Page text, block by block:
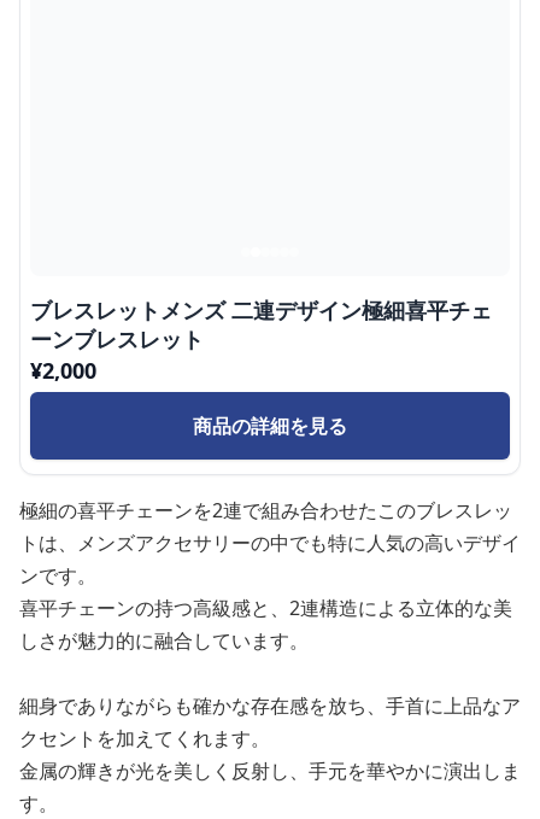
ブレスレットメンズ 二連デザイン極細喜平チェ
ーンブレスレット
¥2,000
商品の詳細を見る
極細の喜平チェーンを2連で組み合わせたこのブレスレッ
トは、メンズアクセサリーの中でも特に人気の高いデザイ
ンです。
喜平チェーンの持つ高級感と、2連構造による立体的な美
しさが魅力的に融合しています。
細身でありながらも確かな存在感を放ち、手首に上品なア
クセントを加えてくれます。
金属の輝きが光を美しく反射し、手元を華やかに演出しま
す。